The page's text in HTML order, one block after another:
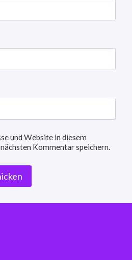
und Website in diesem
Kommentar speichern.